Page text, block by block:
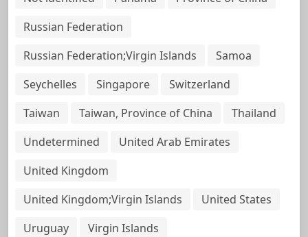
Russian Federation
Russian Federation;Virgin Islands
Samoa
Seychelles
Singapore
Switzerland
Taiwan
Taiwan, Province of China
Thailand
Undetermined
United Arab Emirates
United Kingdom
United Kingdom;Virgin Islands
United States
Uruguay
Virgin Islands